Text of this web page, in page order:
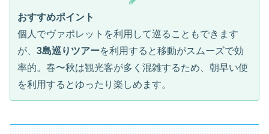
おすすめポイント
個人でヴァポレットを利用して巡ることもできます
が、 3島巡りツアーを利用すると移動がスムーズで効
率的。春〜秋は観光客が多く混雑するため、朝早い便
を利用するとゆったり楽しめます。